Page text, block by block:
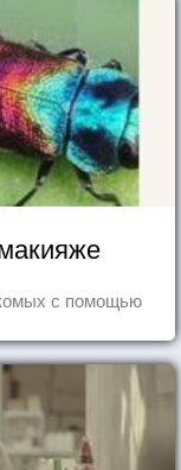
с помощью